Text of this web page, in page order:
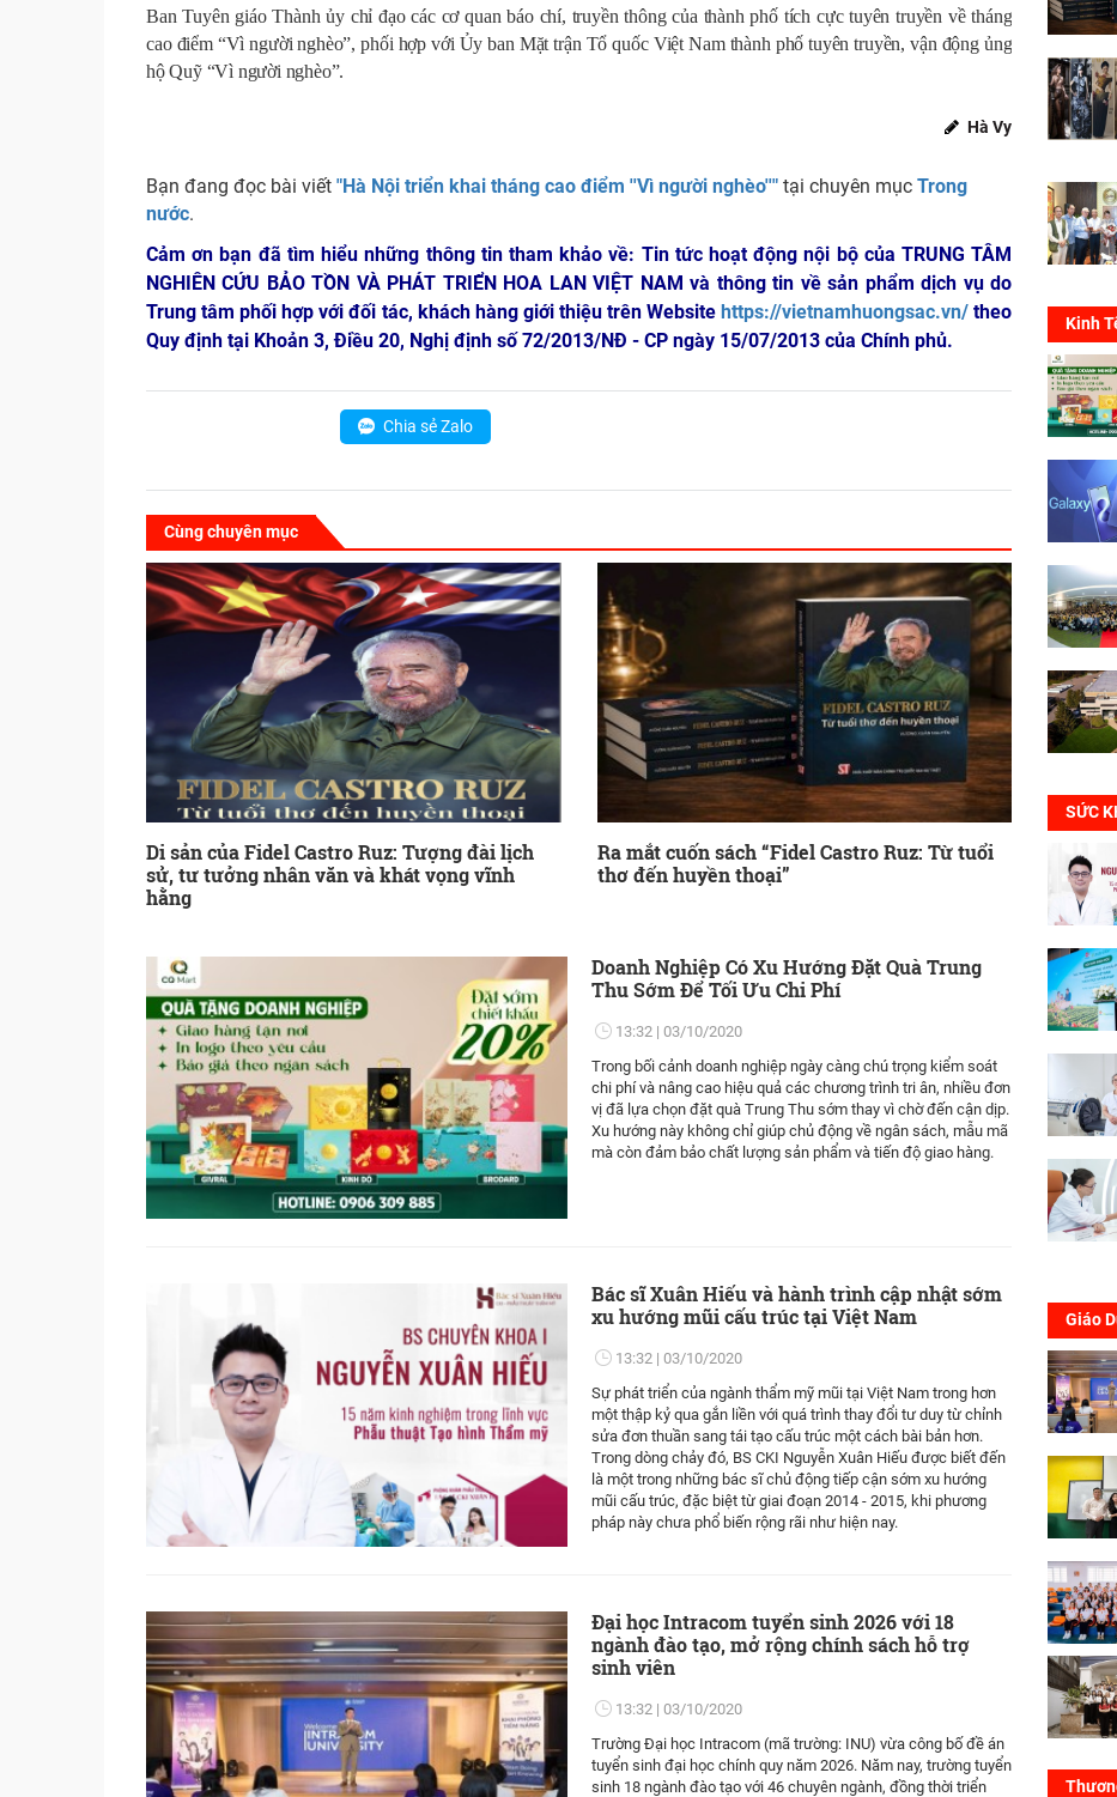
Ban Tuyên giáo Thành ủy chỉ đạo các cơ quan báo chí, truyền thông của thành phố tích cực tuyên truyền về tháng
cao điểm “Vì người nghèo”, phối hợp với Ủy ban Mặt trận Tổ quốc Việt Nam thành phố tuyên truyền, vận động ủng
hộ Quỹ “Vì người nghèo”.
Hà Vy
Bạn đang đọc bài viết "Hà Nội triển khai tháng cao điểm ''Vì người nghèo''" tại chuyên mục Trong
nước.
Cảm ơn bạn đã tìm hiểu những thông tin tham khảo về: Tin tức hoạt động nội bộ của TRUNG TÂM
NGHIÊN CỨU BẢO TỒN VÀ PHÁT TRIỂN HOA LAN VIỆT NAM và thông tin về sản phẩm dịch vụ do
Trung tâm phối hợp với đối tác, khách hàng giới thiệu trên Websitehttps://vietnamhuongsac.vn/ theo
Quy định tại Khoản 3, Điều 20, Nghị định số 72/2013/NĐ - CP ngày 15/07/2013 của Chính phủ.
Chia sẻ Zalo
Cùng chuyên mục
Di sản của Fidel Castro Ruz: Tượng đài lịch
sử, tư tưởng nhân văn và khát vọng vĩnh
hằng
Ra mắt cuốn sách “Fidel Castro Ruz: Từ tuổi
thơ đến huyền thoại”
Doanh Nghiệp Có Xu Hướng Đặt Quà Trung
Thu Sớm Để Tối Ưu Chi Phí
13:32
03/10/2020
Trong bối cảnh doanh nghiệp ngày càng chú trọng kiểm soát
chi phí và nâng cao hiệu quả các chương trình tri ân, nhiều đơn
vị đã lựa chọn đặt quà Trung Thu sớm thay vì chờ đến cận dịp.
Xu hướng này không chỉ giúp chủ động về ngân sách, mẫu mã
mà còn đảm bảo chất lượng sản phẩm và tiến độ giao hàng.
Bác sĩ Xuân Hiếu và hành trình cập nhật sớm
xu hướng mũi cấu trúc tại Việt Nam
13:32
03/10/2020
Sự phát triển của ngành thẩm mỹ mũi tại Việt Nam trong hơn
một thập kỷ qua gắn liền với quá trình thay đổi tư duy từ chỉnh
sửa đơn thuần sang tái tạo cấu trúc một cách bài bản hơn.
Trong dòng chảy đó, BS CKI Nguyễn Xuân Hiếu được biết đến
là một trong những bác sĩ chủ động tiếp cận sớm xu hướng
mũi cấu trúc, đặc biệt từ giai đoạn 2014 - 2015, khi phương
pháp này chưa phổ biến rộng rãi như hiện nay.
Đại học Intracom tuyển sinh 2026 với 18
ngành đào tạo, mở rộng chính sách hỗ trợ
sinh viên
13:32
03/10/2020
Trường Đại học Intracom (mã trường: INU) vừa công bố đề án
tuyển sinh đại học chính quy năm 2026. Năm nay, trường tuyển
sinh 18 ngành đào tạo với 46 chuyên ngành, đồng thời triển
Kinh
SỨC
Giáo